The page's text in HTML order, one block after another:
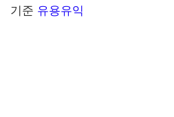
기준 유용유익